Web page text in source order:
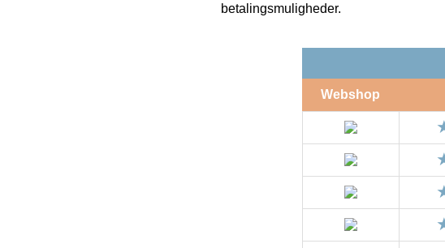
betalingsmuligheder.
Webshop